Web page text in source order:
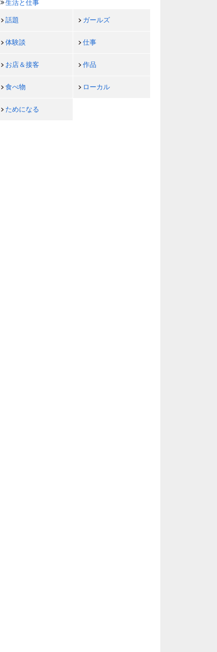
生活と仕事
話題 ガールズ
体験談 仕事
お店＆接客 作品
食べ物 ローカル
ためになる